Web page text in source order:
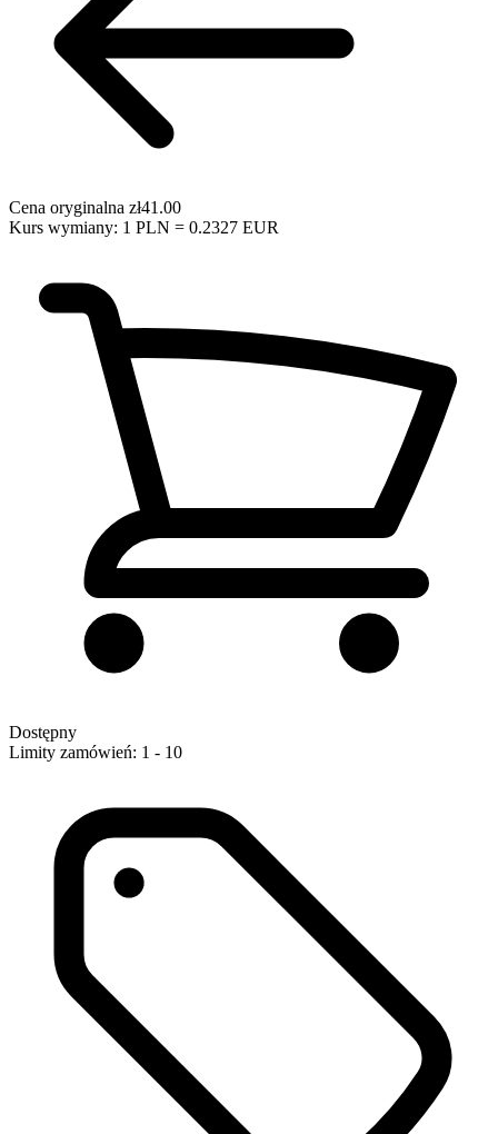
Cena oryginalna zł41.00
Kurs wymiany: 1 PLN = 0.2327 EUR
Dostępny
Limity zamówień: 1 - 10